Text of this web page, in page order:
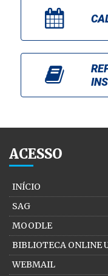
ACESSO
INÍCIO
SAG
MOODLE
BIBLIOTECA ONLINE
WEBMAIL